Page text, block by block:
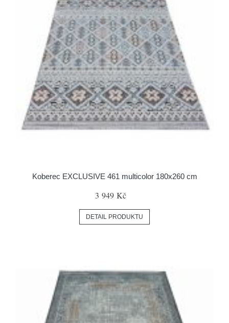
Koberec EXCLUSIVE 461 multicolor 180x260 cm
3 949 Kč
DETAIL PRODUKTU